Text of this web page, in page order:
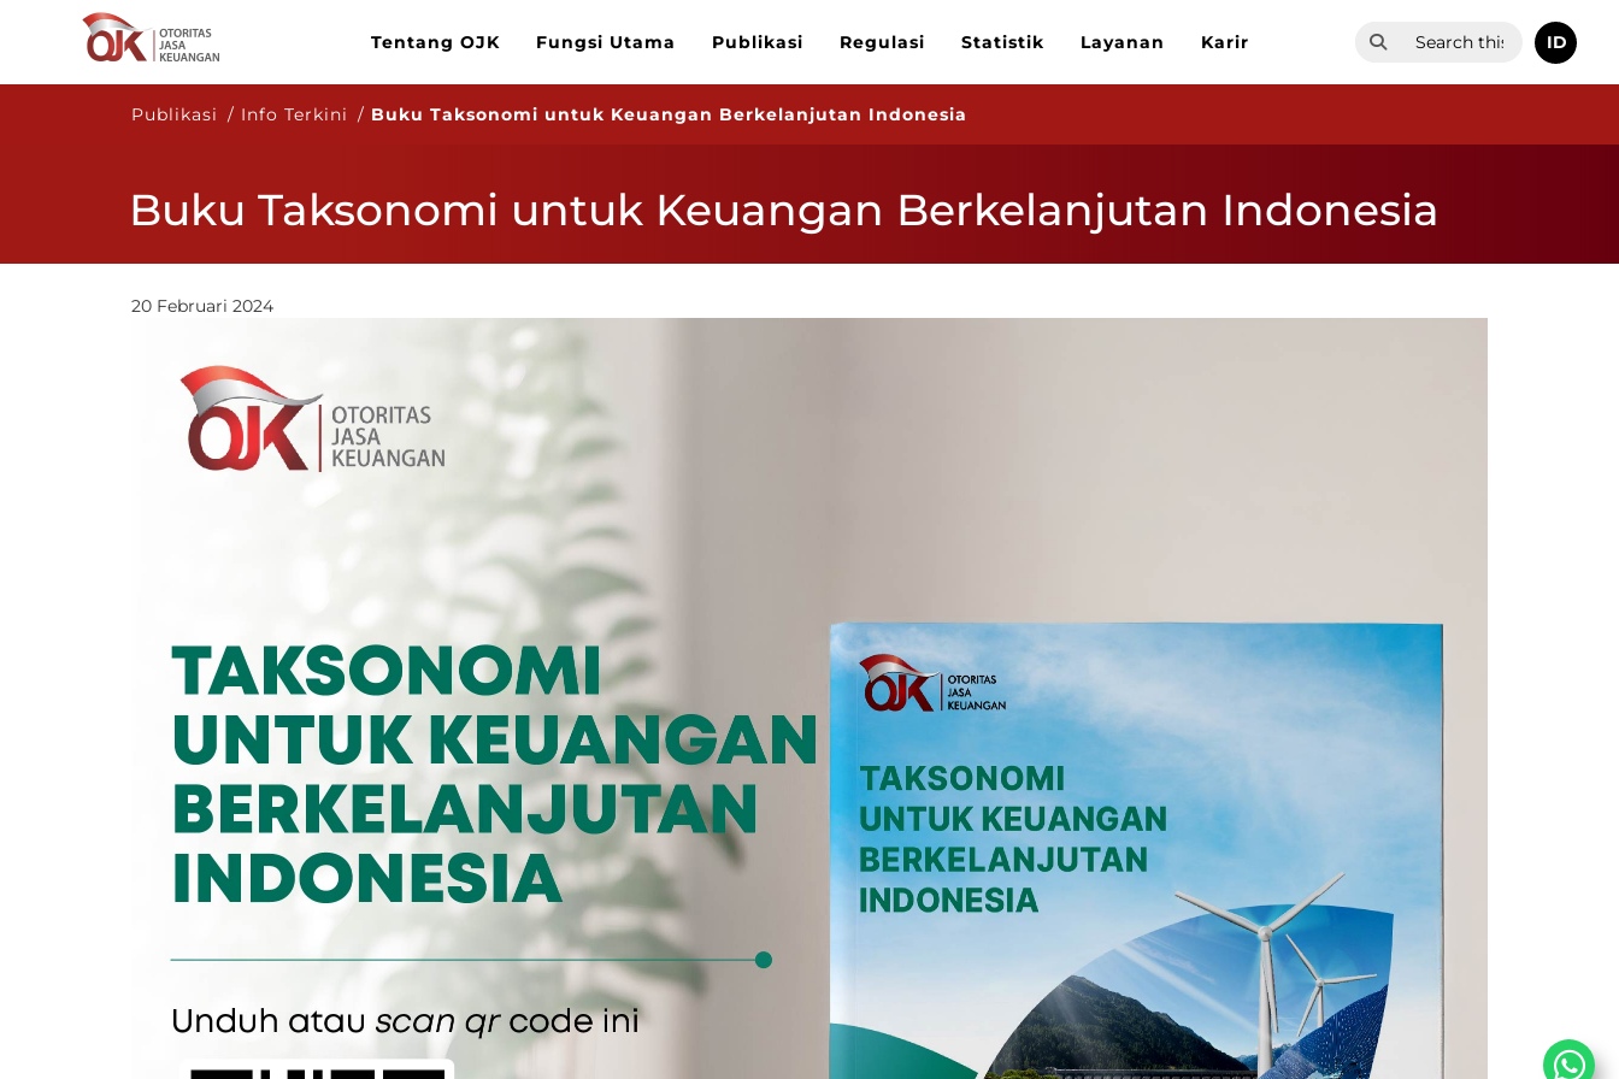
Tentang OJK Fungsi Utama Publikasi Regulasi Statistik Layanan Karir ID
Publikasi / Info Terkini / Buku Taksonomi untuk Keuangan Berkelanjutan Indonesia
Buku Taksonomi untuk Keuangan Berkelanjutan Indonesia
20 Februari 2024